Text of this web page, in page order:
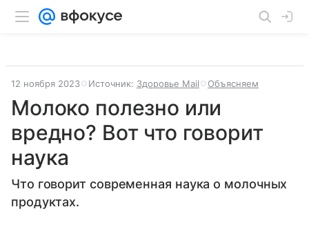
12 ноября 2023 Источник: Здоровье Mail Объясняем
Молоко полезно или
вредно? Вот что говорит
наука
Что говорит современная наука о молочных
продуктах.